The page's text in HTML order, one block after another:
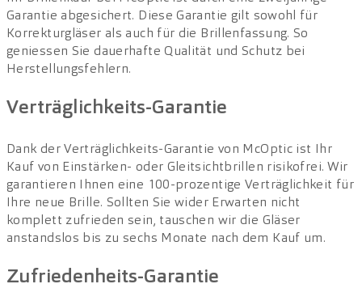
Garantie abgesichert. Diese Garantie gilt sowohl für
Korrekturgläser als auch für die Brillenfassung. So
geniessen Sie dauerhafte Qualität und Schutz bei
Herstellungsfehlern.
Verträglichkeits-Garantie
Dank der Verträglichkeits-Garantie von McOptic ist Ihr
Kauf von Einstärken- oder Gleitsichtbrillen risikofrei. Wir
garantieren Ihnen eine 100-prozentige Verträglichkeit für
Ihre neue Brille. Sollten Sie wider Erwarten nicht
komplett zufrieden sein, tauschen wir die Gläser
anstandslos bis zu sechs Monate nach dem Kauf um.
Zufriedenheits-Garantie